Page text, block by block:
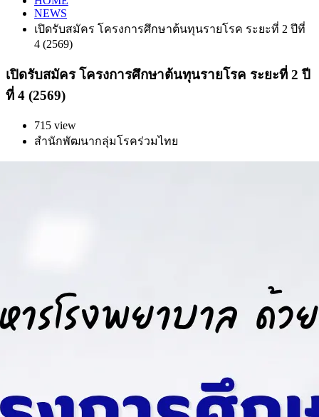
NEWS
เปิดรับสมัคร โครงการศึกษาต้นทุนรายโรค ระยะที่ 2 ปีที่
4 (2569)
เปิดรับสมัคร โครงการศึกษาต้นทุนรายโรค ระยะที่ 2 ปี
ที่ 4 (2569)
715 view
สำนักพัฒนากลุ่มโรคร่วมไทย